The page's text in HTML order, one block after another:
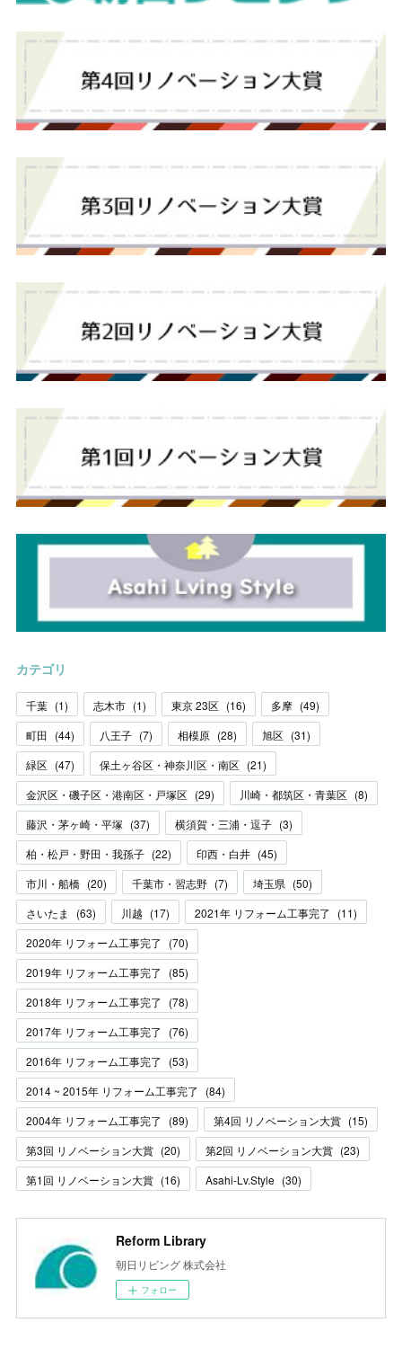
カテゴリ
千葉 (1) 志木市 (1) 東京 23区 (16) 多摩 (49)
町田 (44) 八王子 (7) 相模原 (28) 旭区 (31)
緑区 (47) 保土ヶ谷区・神奈川区・南区 (21)
金沢区・磯子区・港南区・戸塚区 (29) 川崎・都筑区・青葉区 (8)
藤沢・茅ヶ崎・平塚 (37) 横須賀・三浦・逗子 (3)
柏・松戸・野田・我孫子 (22) 印西・白井 (45)
市川・船橋 (20) 千葉市・習志野 (7) 埼玉県 (50)
さいたま
(63) 川越 (17) 2021年 リフォーム工事完了 (11)
2020年 リフォーム工事完了
(70)
2019年 リフォーム工事完了
(85)
2018年 リフォーム工事完了
(78)
2017年 リフォーム工事完了
(76)
2016年 リフォーム工事完了
(53)
2014 ~ 2015年 リフォーム工事完了
(84)
2004年 リフォーム工事完了
(89) 第4回 リノベーション大賞 (15)
第3回 リノベーション大賞 (20) 第2回 リノベーション大賞 (23)
第1回 リノベーション大賞 (16) Asahi-Lv.Style (30)
Reform Library
朝日リビング 株式会社
フォロー